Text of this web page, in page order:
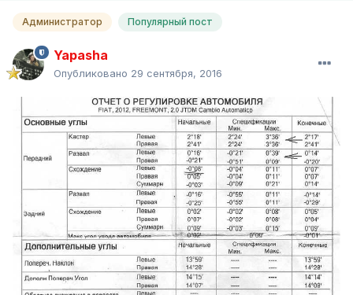
Администратор Популярный пост
Yapasha
Опубликовано 29 сентября, 2016